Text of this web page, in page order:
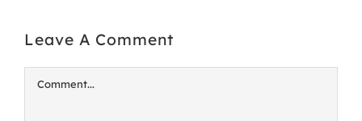
Leave A Comment
Comment